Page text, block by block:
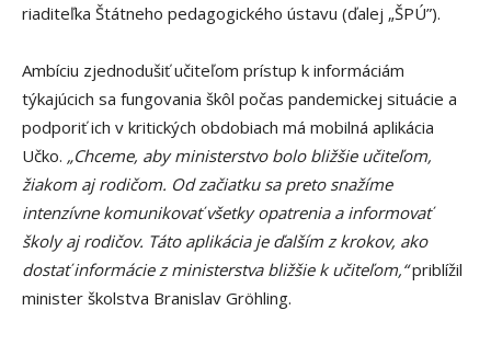
riaditeľka Štátneho pedagogického ústavu (ďalej „ŠPÚ”).
Ambíciu zjednodušiť učiteľom prístup k informáciám
týkajúcich sa fungovania škôl počas pandemickej situácie a
podporiť ich v kritických obdobiach má mobilná aplikácia
Učko. „Chceme, aby ministerstvo bolo bližšie učiteľom,
žiakom aj rodičom. Od začiatku sa preto snažíme
intenzívne komunikovať všetky opatrenia a informovať
školy aj rodičov. Táto aplikácia je ďalším z krokov, ako
dostať informácie z ministerstva bližšie k učiteľom,“priblížil
minister školstva Branislav Gröhling.